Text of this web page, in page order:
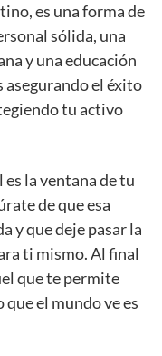
es una forma de
sólida, una
y una educación
asegurando el éxito
tu activo
la ventana de tu
de que esa
y que deje pasar la
ti mismo. Al final
que te permite
el mundo ve es